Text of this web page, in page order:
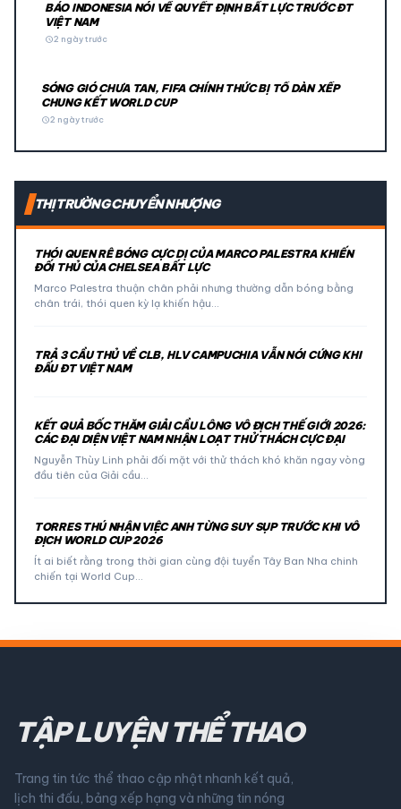
BÁO INDONESIA NÓI VỀ QUYẾT ĐỊNH BẤT LỰC TRƯỚC ĐT
VIỆT NAM
schedule2 ngày trước
SÓNG GIÓ CHƯA TAN, FIFA CHÍNH THỨC BỊ TỐ DÀN XẾP
CHUNG KẾT WORLD CUP
schedule2 ngày trước
THỊ TRƯỜNG CHUYỂN NHƯỢNG
THÓI QUEN RÊ BÓNG CỰC DỊ CỦA MARCO PALESTRA KHIẾN
ĐỐI THỦ CỦA CHELSEA BẤT LỰC
Marco Palestra thuận chân phải nhưng thường dẫn bóng bằng
chân trái, thói quen kỳ lạ khiến hậu…
TRẢ 3 CẦU THỦ VỀ CLB, HLV CAMPUCHIA VẪN NÓI CỨNG KHI
ĐẤU ĐT VIỆT NAM
KẾT QUẢ BỐC THĂM GIẢI CẦU LÔNG VÔ ĐỊCH THẾ GIỚI 2026:
CÁC ĐẠI DIỆN VIỆT NAM NHẬN LOẠT THỬ THÁCH CỰC ĐẠI
Nguyễn Thùy Linh phải đối mặt với thử thách khó khăn ngay vòng
đầu tiên của Giải cầu…
TORRES THÚ NHẬN VIỆC ANH TỪNG SUY SỤP TRƯỚC KHI VÔ
ĐỊCH WORLD CUP 2026
Ít ai biết rằng trong thời gian cùng đội tuyển Tây Ban Nha chinh
chiến tại World Cup…
TẬP LUYỆN THỂ THAO
Trang tin tức thể thao cập nhật nhanh kết quả,
lịch thi đấu, bảng xếp hạng và những tin nóng